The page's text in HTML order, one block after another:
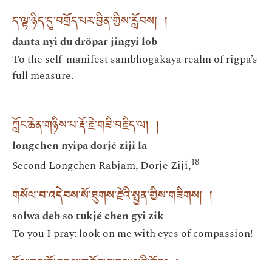
ད་ལྟ་ཉིད་དུ་བགྲོད་པར་བྱིན་གྱིས་རློབས། །
danta nyi du dröpar jingyi lob
To the self-manifest sambhogakāya realm of rigpa’s
full measure.
ཀློང་ཆེན་གཉིས་པ་རྡོ་རྗེ་གཟི་བརྗིད་ལ། །
longchen nyipa dorjé ziji la
Second Longchen Rabjam, Dorje Ziji,18
གསོལ་བ་འདེབས་སོ་ཐུགས་རྗེའི་སྤྱན་གྱིས་གཟིགས། །
solwa deb so tukjé chen gyi zik
To you I pray: look on me with eyes of compassion!